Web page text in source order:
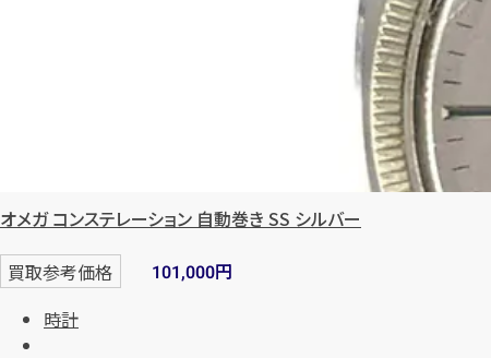
オメガ コンステレーション 自動巻き SS シルバー
買取参考価格 101,000円
時計